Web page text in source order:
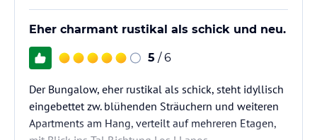
Eher charmant rustikal als schick und neu.
5 / 6
Der Bungalow, eher rustikal als schick, steht idyllisch
eingebettet zw. blühenden Sträuchern und weiteren
Apartments am Hang, verteilt auf mehreren Etagen,